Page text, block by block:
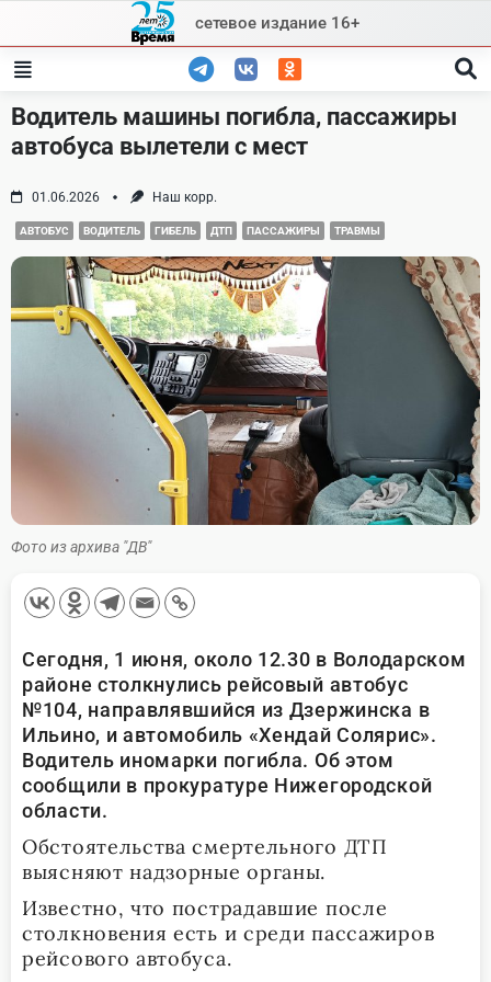
content
сетевое издание 16+
Водитель машины погибла, пассажиры
автобуса вылетели с мест
01.06.2026 Наш корр.
АВТОБУС ВОДИТЕЛЬ ГИБЕЛЬ ДТП ПАССАЖИРЫ ТРАВМЫ
Фото из архива "ДВ"
Сегодня, 1 июня, около 12.30 в Володарском
районе столкнулись рейсовый автобус
№104, направлявшийся из Дзержинска в
Ильино, и автомобиль «Хендай Солярис».
Водитель иномарки погибла. Об этом
сообщили в прокуратуре Нижегородской
области.
Обстоятельства смертельного ДТП
выясняют надзорные органы.
Известно, что пострадавшие после
столкновения есть и среди пассажиров
рейсового автобуса.